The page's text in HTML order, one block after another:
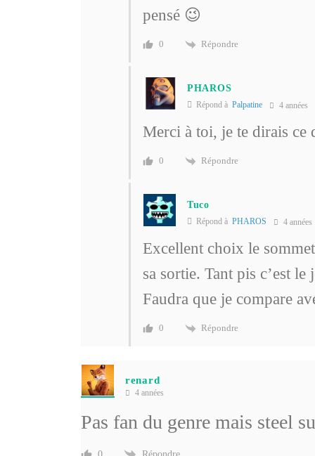
pensé 😉
0 Répondre
PHAROS
Répond à Palpatine 4 années
Merci à toi, je te dirais ce
0 Répondre
Tuco
Répond à PHAROS 4 années
Excellent choix le
sa sortie. Tant pis c’est
Faudra que je compare
0 Répondre
renard
4 années
Pas fan du genre mais steel